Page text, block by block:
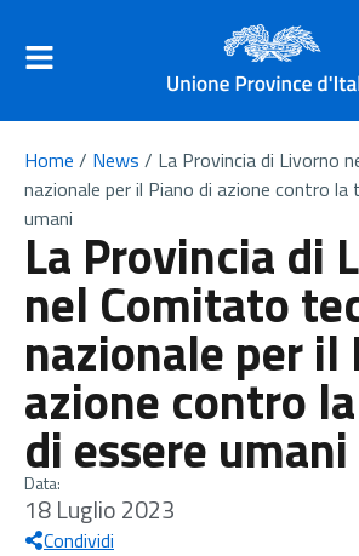
Home / News / La Provincia di Livorno
nazionale per il Piano di azione contro
umani
La Provincia di
nel Comitato
nazionale per il
azione contro
di essere umani
Data:
18 Luglio 2023
Condividi